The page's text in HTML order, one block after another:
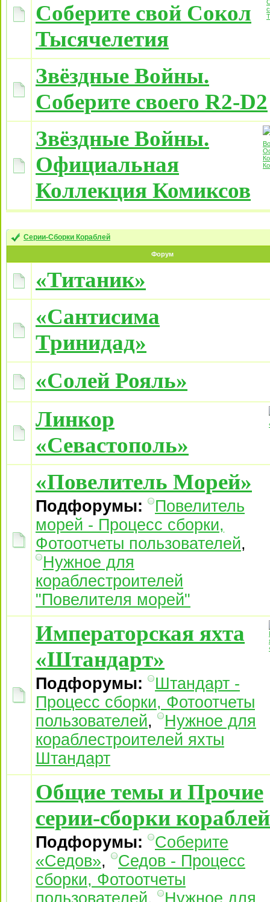
Соберите свой Сокол
Тысячелетия
Звёздные Войны.
Соберите своего R2-D2
Звёздные Войны.
Официальная
Коллекция Комиксов
Серии-Сборки Кораблей
Форум
«Титаник»
«Сантисима
Тринидад»
«Солей Рояль»
Линкор
«Севастополь»
«Повелитель Морей»
Подфорумы:
Повелитель
морей - Процесс сборки,
Фотоотчеты пользователей,
Нужное для
кораблестроителей
"Повелителя морей"
Императорская яхта
«Штандарт»
Подфорумы:
Штандарт -
Процесс сборки, Фотоотчеты
пользователей,
Нужное для
кораблестроителей яхты
Штандарт
Общие темы и Прочие
серии-сборки кораблей
Подфорумы:
Соберите
«Седов»,
Седов - Процесс
сборки, Фотоотчеты
пользователей,
Нужное для